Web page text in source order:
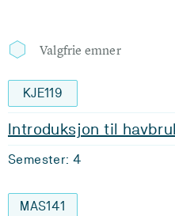
Valgfrie emner
KJE119
Introduksjon til
Semester: 4
MAS141